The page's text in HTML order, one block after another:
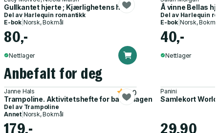
Gullkantet hjerte ; Kjærlighetens hevn
Del av Harlequin romantikk
E-bok Norsk, Bokmål
80,-
Nettlager
Å vinne Bellas
Del av Harlequin
E-bok| Norsk,
40,-
Nettlager
Anbefalt for deg
Janne Hals
Trampoline. Aktivitetshefte for barnehagen
5.0
Del av Trampoline
Annet Norsk, Bokmål
179,-
Panini
Samlekort
29,90